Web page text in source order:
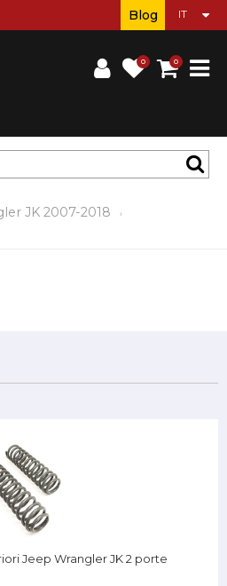
0 0
Blog
JK 2007-2018
Jeep Wrangler JK 2 porte